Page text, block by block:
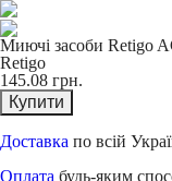
Миючі засоби Retigo
Retigo
145.08 грн.
Купити
Доставка по всій
Оплата будь-яким